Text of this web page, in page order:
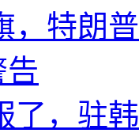
，特朗
告
了，驻